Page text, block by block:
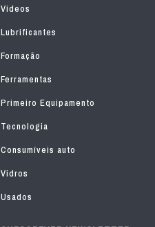
Vídeos
Lubrificantes
Formação
Ferramentas
Primeiro Equipamento
Tecnologia
Consumíveis auto
Vidros
Usados